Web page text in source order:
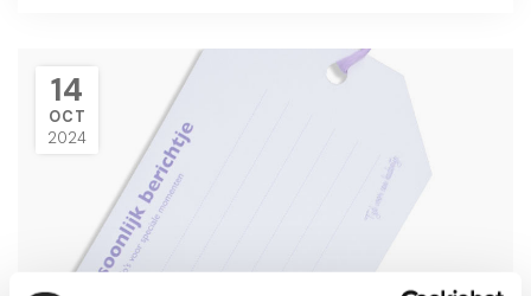
14
OCT
2024